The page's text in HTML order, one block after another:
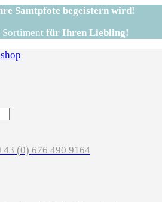
Samtpfote begeistern wird!
Sortiment für Ihren Liebling!
(0) 676 490 9164